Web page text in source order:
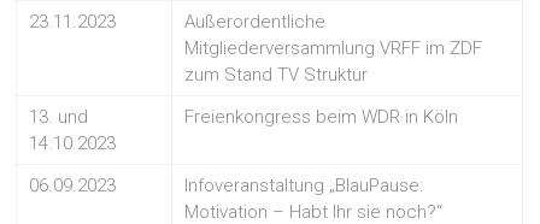
23.11.2023
Außerordentliche
Mitgliederversammlung VRFF im ZDF
zum Stand TV Struktur
13. und
14.10.2023
Freienkongress beim WDR in Köln
06.09.2023
Infoveranstaltung „BlauPause:
Motivation – Habt Ihr sie noch?“